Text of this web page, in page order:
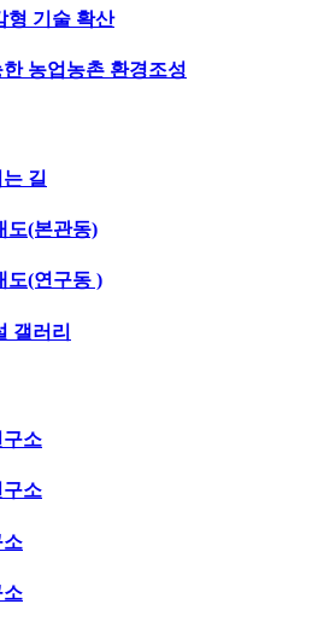
형 기술 확산
농업농촌 환경조성
길
도(본관동)
도(연구동 )
갤러리
구소
구소
소
소